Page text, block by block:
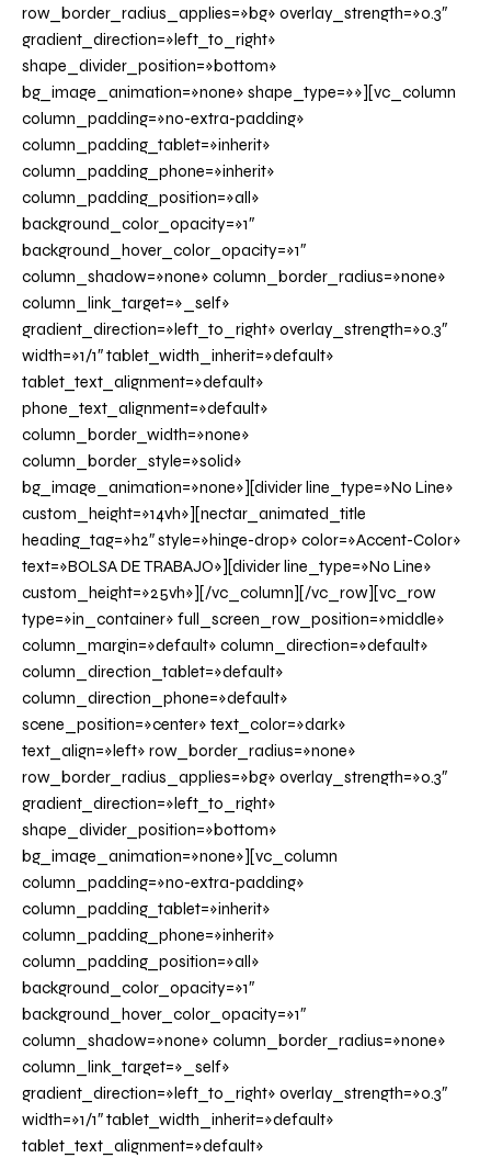
row_border_radius_applies=»bg» overlay_strength=»0.3″
gradient_direction=»left_to_right»
shape_divider_position=»bottom»
bg_image_animation=»none» shape_type=»»][vc_column
column_padding=»no-extra-padding»
column_padding_tablet=»inherit»
column_padding_phone=»inherit»
column_padding_position=»all»
background_color_opacity=»1″
background_hover_color_opacity=»1″
column_shadow=»none» column_border_radius=»none»
column_link_target=»_self»
gradient_direction=»left_to_right» overlay_strength=»0.3″
width=»1/1″ tablet_width_inherit=»default»
tablet_text_alignment=»default»
phone_text_alignment=»default»
column_border_width=»none»
column_border_style=»solid»
bg_image_animation=»none»][divider line_type=»No Line»
custom_height=»14vh»][nectar_animated_title
heading_tag=»h2″ style=»hinge-drop» color=»Accent-Color»
text=»BOLSA DE TRABAJO»][divider line_type=»No Line»
custom_height=»25vh»][/vc_column][/vc_row][vc_row
type=»in_container» full_screen_row_position=»middle»
column_margin=»default» column_direction=»default»
column_direction_tablet=»default»
column_direction_phone=»default»
scene_position=»center» text_color=»dark»
text_align=»left» row_border_radius=»none»
row_border_radius_applies=»bg» overlay_strength=»0.3″
gradient_direction=»left_to_right»
shape_divider_position=»bottom»
bg_image_animation=»none»][vc_column
column_padding=»no-extra-padding»
column_padding_tablet=»inherit»
column_padding_phone=»inherit»
column_padding_position=»all»
background_color_opacity=»1″
background_hover_color_opacity=»1″
column_shadow=»none» column_border_radius=»none»
column_link_target=»_self»
gradient_direction=»left_to_right» overlay_strength=»0.3″
width=»1/1″ tablet_width_inherit=»default»
tablet_text_alignment=»default»